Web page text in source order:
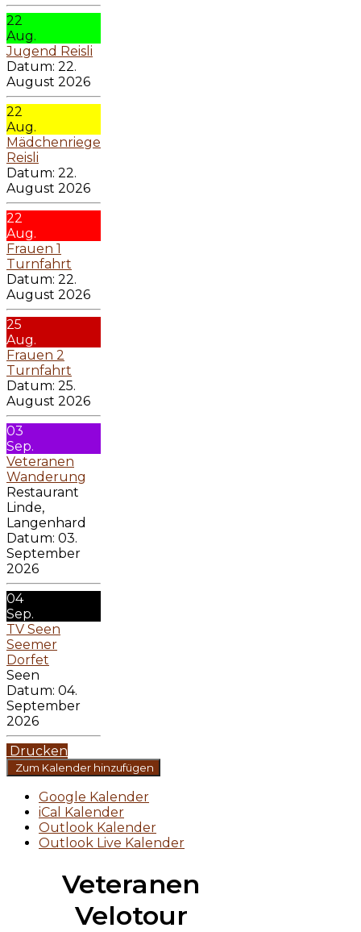
22
Aug.
Jugend Reisli
Datum: 22.
August 2026
22
Aug.
Mädchenriege
Reisli
Datum: 22.
August 2026
22
Aug.
Frauen 1
Turnfahrt
Datum: 22.
August 2026
25
Aug.
Frauen 2
Turnfahrt
Datum: 25.
August 2026
03
Sep.
Veteranen
Wanderung
Restaurant
Linde,
Langenhard
Datum: 03.
September
2026
04
Sep.
TV Seen
Seemer
Dorfet
Seen
Datum: 04.
September
2026
Drucken
Zum Kalender hinzufügen
Google Kalender
iCal Kalender
Outlook Kalender
Outlook Live Kalender
Veteranen
Velotour